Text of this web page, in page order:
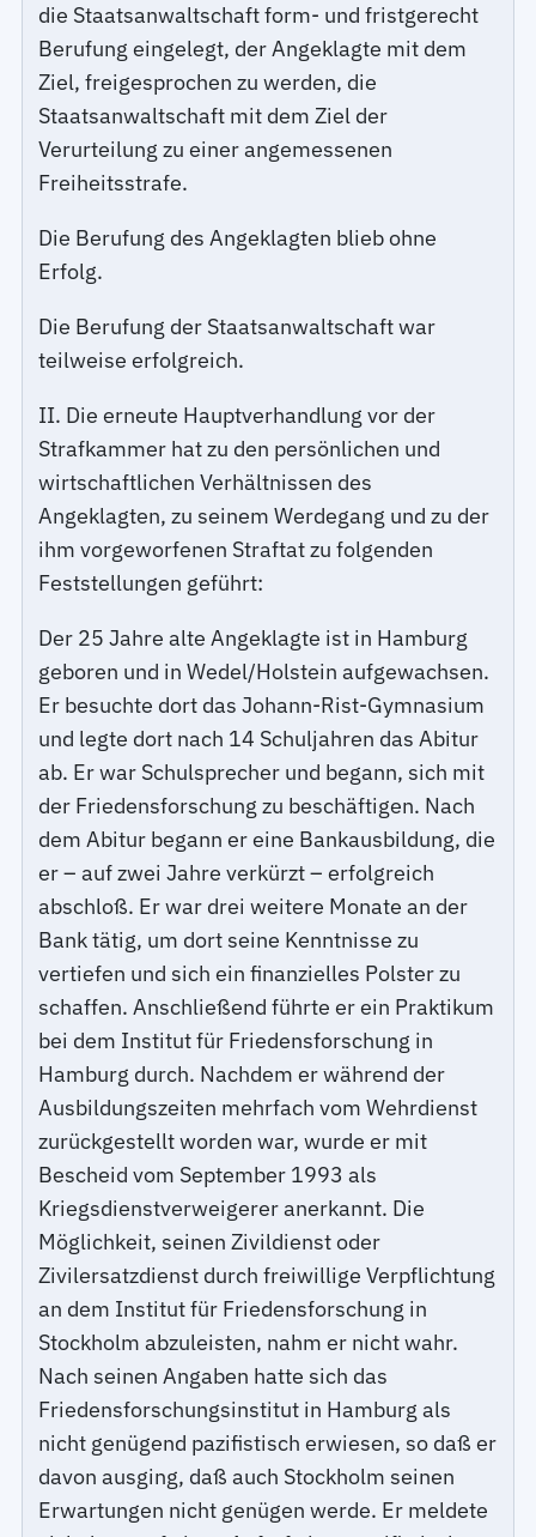
die Staatsanwaltschaft form- und fristgerecht
Berufung eingelegt, der Angeklagte mit dem
Ziel, freigesprochen zu werden, die
Staatsanwaltschaft mit dem Ziel der
Verurteilung zu einer angemessenen
Freiheitsstrafe.
Die Berufung des Angeklagten blieb ohne
Erfolg.
Die Berufung der Staatsanwaltschaft war
teilweise erfolgreich.
II. Die erneute Hauptverhandlung vor der
Strafkammer hat zu den persönlichen und
wirtschaftlichen Verhältnissen des
Angeklagten, zu seinem Werdegang und zu der
ihm vorgeworfenen Straftat zu folgenden
Feststellungen geführt:
Der 25 Jahre alte Angeklagte ist in Hamburg
geboren und in Wedel/Holstein aufgewachsen.
Er besuchte dort das Johann-Rist-Gymnasium
und legte dort nach 14 Schuljahren das Abitur
ab. Er war Schulsprecher und begann, sich mit
der Friedensforschung zu beschäftigen. Nach
dem Abitur begann er eine Bankausbildung, die
er – auf zwei Jahre verkürzt – erfolgreich
abschloß. Er war drei weitere Monate an der
Bank tätig, um dort seine Kenntnisse zu
vertiefen und sich ein finanzielles Polster zu
schaffen. Anschließend führte er ein Praktikum
bei dem Institut für Friedensforschung in
Hamburg durch. Nachdem er während der
Ausbildungszeiten mehrfach vom Wehrdienst
zurückgestellt worden war, wurde er mit
Bescheid vom September 1993 als
Kriegsdienstverweigerer anerkannt. Die
Möglichkeit, seinen Zivildienst oder
Zivilersatzdienst durch freiwillige Verpflichtung
an dem Institut für Friedensforschung in
Stockholm abzuleisten, nahm er nicht wahr.
Nach seinen Angaben hatte sich das
Friedensforschungsinstitut in Hamburg als
nicht genügend pazifistisch erwiesen, so daß er
davon ausging, daß auch Stockholm seinen
Erwartungen nicht genügen werde. Er meldete